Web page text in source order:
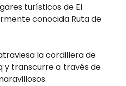
turísticos de El
conocida Ruta de
la cordillera de
transcurre a través de